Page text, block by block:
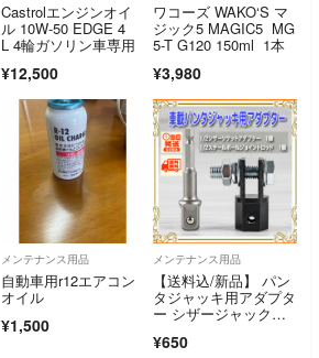
Castrolエンジンオイ
ル 10W-50 EDGE 4
L 4輪ガソリン車専用
¥12,500
ワコーズ WAKO‘S マ
ジック5 MAGIC5 MG
5-T G120 150ml 1本
¥3,980
メンテナンス用品
自動車用r12エアコン
オイル
¥1,500
メンテナンス用品
【送料込/新品】 パン
タジャッキ用アダプタ
ー シザージャックア
ルパー タイヤ交換 工
¥650